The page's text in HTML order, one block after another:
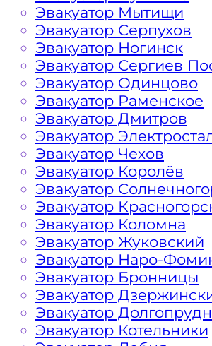
от 4500 рублей
РУБЛЕЙ ЗА КИЛОМЕТР
Эвакуатор Мытищи
Эвакуатор Серпухов
Эвакуатор Ногинск
Эвакуатор Сергиев
Эвакуатор Одинцово
Эвакуатор Раменское
Эвакуатор Дмитров
Эвакуатор
Эвакуатор Чехов
Эвакуатор Королёв
Эвакуатор
Эвакуатор
Эвакуатор Коломна
Эвакуатор Жуковский
Эвакуатор Наро-
Эвакуатор Бронницы
Эвакуатор
Эвакуатор
Эвакуатор Котельники